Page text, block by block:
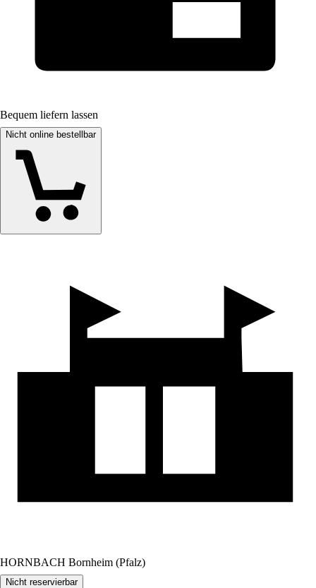
Bequem liefern lassen
Nicht online bestellbar
HORNBACH Bornheim (Pfalz)
Nicht reservierbar